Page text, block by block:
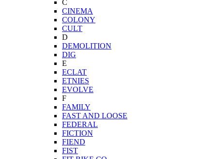
C
CINEMA
COLONY
CULT
D
DEMOLITION
DIG
E
ECLAT
ETNIES
EVOLVE
F
FAMILY
FAST AND LOOSE
FEDERAL
FICTION
FIEND
FIST